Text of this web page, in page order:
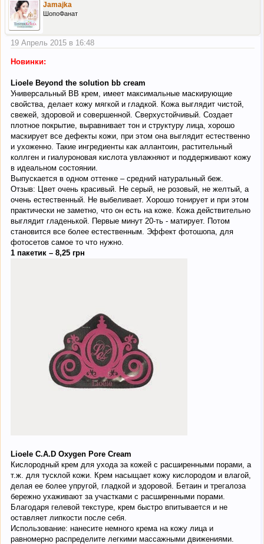
Jamajka
ШопоФанат
19 Апрель 2015 в 16:48
Новинки:
Lioele Beyond the solution bb cream
Универсальный ВВ крем, имеет максимальные маскирующие
свойства, делает кожу мягкой и гладкой. Кожа выглядит чистой,
свежей, здоровой и совершенной. Сверхустойчивый. Создает
плотное покрытие, выравнивает тон и структуру лица, хорошо
маскирует все дефекты кожи, при этом она выглядит естественно
и ухоженно. Такие ингредиенты как аллантоин, растительный
коллген и гиалуроновая кислота увлажняют и поддерживают кожу
в идеальном состоянии.
Выпускается в одном оттенке – средний натуральный беж.
Отзыв: Цвет очень красивый. Не серый, не розовый, не желтый, а
очень естественный. Не выбеливает. Хорошо тонирует и при этом
практически не заметно, что он есть на коже. Кожа действительно
выглядит гладенькой. Первые минут 20-ть - матирует. Потом
становится все более естественным. Эффект фотошопа, для
фотосетов самое то что нужно.
1 пакетик – 8,25 грн
Lioele C.A.D Oxygen Pore Cream
Кислородный крем для ухода за кожей с расширенными порами, а
т.ж. для тусклой кожи. Крем насыщает кожу кислородом и влагой,
делая ее более упругой, гладкой и здоровой. Бетаин и трегалоза
бережно ухаживают за участками с расширенными порами.
Благодаря гелевой текстуре, крем быстро впитывается и не
оставляет липкости после себя.
Использование: нанесите немного крема на кожу лица и
равномерно распределите легкими массажными движениями.